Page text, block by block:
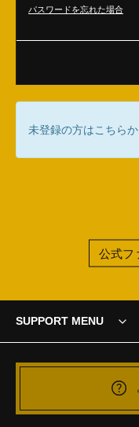
パスワードを忘れた場合
未登録の方はこちらか
公式フ
SUPPORT MENU